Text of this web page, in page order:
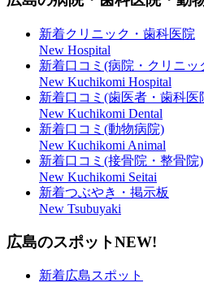
新着クリニック・歯科医院
New Hospital
新着口コミ(病院・クリニッ
New Kuchikomi Hospital
新着口コミ(歯医者・歯科医
New Kuchikomi Dental
新着口コミ(動物病院)
New Kuchikomi Animal
新着口コミ(接骨院・整骨院)
New Kuchikomi Seitai
新着つぶやき・掲示板
New Tsubuyaki
広島のスポットNEW!
新着広島スポット